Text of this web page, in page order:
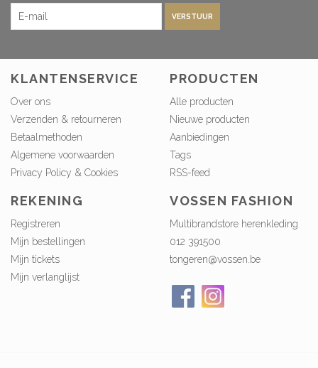
VERSTUUR
KLANTENSERVICE
Over ons
Verzenden & retourneren
Betaalmethoden
Algemene voorwaarden
Privacy Policy & Cookies
PRODUCTEN
Alle producten
Nieuwe producten
Aanbiedingen
Tags
RSS-feed
REKENING
Registreren
Mijn bestellingen
Mijn tickets
Mijn verlanglijst
VOSSEN FASHION
Multibrandstore herenkleding
012 391500
tongeren@vossen.be